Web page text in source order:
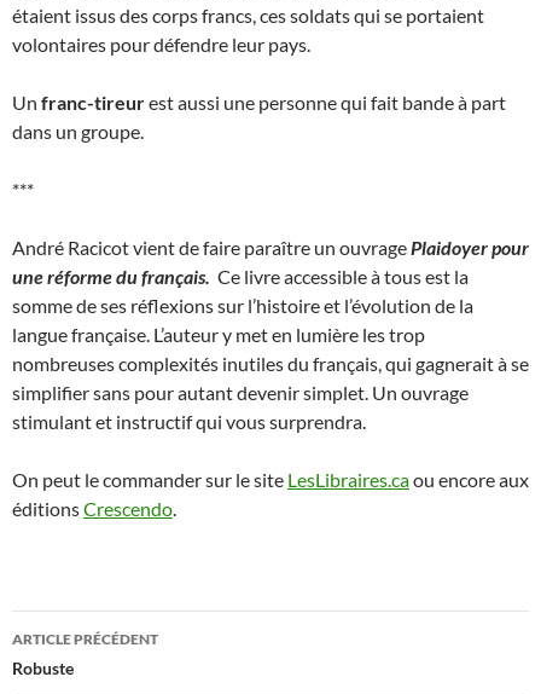
étaient issus des corps francs, ces soldats qui se portaient
volontaires pour défendre leur pays.
Un franc-tireurest aussi une personne qui fait bande à part
dans un groupe.
***
André Racicot vient de faire paraître un ouvragePlaidoyer pour
une réforme du français. Ce livre accessible à tous est la
somme de ses réflexions sur l’histoire et l’évolution de la
langue française. L’auteur y met en lumière les trop
nombreuses complexités inutiles du français, qui gagnerait à se
simplifier sans pour autant devenir simplet. Un ouvrage
stimulant et instructif qui vous surprendra.
On peut le commander sur le site LesLibraires.caou encore aux
éditionsCrescendo.
Navigation
des
ARTICLE PRÉCÉDENT
Robuste